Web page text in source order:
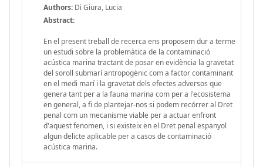
Authors: Di Giura, Lucia
Abstract:
En el present treball de recerca ens proposem dur a terme
un estudi sobre la problemàtica de la contaminació
acústica marina tractant de posar en evidència la gravetat
del soroll submarí antropogènic com a factor contaminant
en el medi marí i la gravetat dels efectes adversos que
genera tant per a la fauna marina com per a l'ecosistema
en general, a fi de plantejar-nos si podem recórrer al Dret
penal com un mecanisme viable per a actuar enfront
d'aquest fenomen, i si existeix en el Dret penal espanyol
algun delicte aplicable per a casos de contaminació
acústica marina.